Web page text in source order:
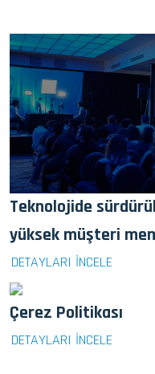
Teknolojide
yüksek müşteri
DETAYLARI İNCELE
Çerez Politikası
DETAYLARI İNCELE